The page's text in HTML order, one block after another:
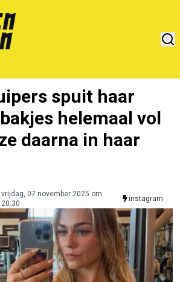
spuit haar
helemaal vol
daarna in haar
vrijdag, 07 november 2025 om
20:30
instagram